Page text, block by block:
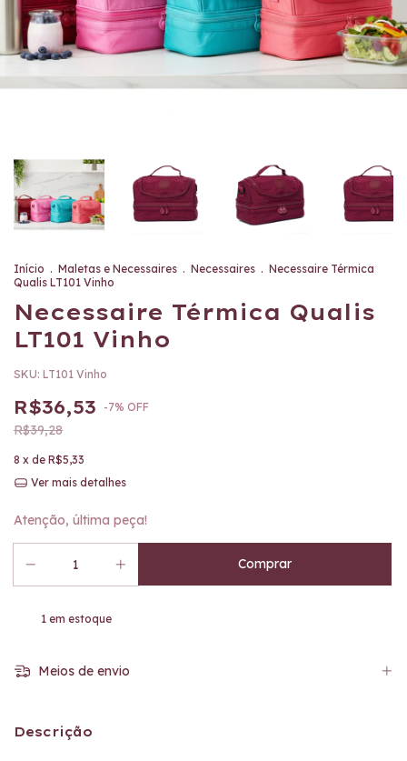
Início . Maletas e Necessaires . Necessaires . Necessaire Térmica
Qualis LT101 Vinho
Necessaire Térmica Qualis
LT101 Vinho
SKU: LT101 Vinho
R$36,53 -7% OFF
R$39,28
8 x de R$5,33
Ver mais detalhes
Atenção, última peça!
1em estoque
Meios de envio
Descrição